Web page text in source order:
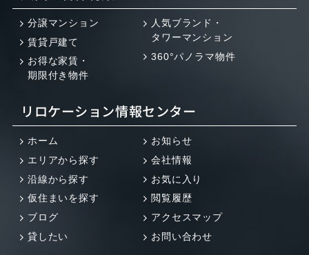
分譲マンション
賃貸戸建て
お得な家賃・
期限付き物件
人気ブランド・
タワーマンション
360°パノラマ物件
リロケーション情報センター
ホーム
エリアから探す
沿線から探す
仮住まいを探す
ブログ
貸したい
お知らせ
会社情報
お気に入り
閲覧履歴
アクセスマップ
お問い合わせ